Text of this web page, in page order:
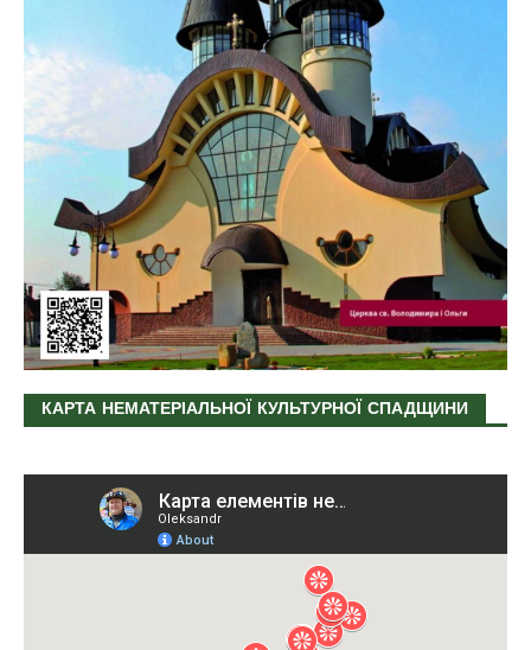
КАРТА НЕМАТЕРІАЛЬНОЇ КУЛЬТУРНОЇ СПАДЩИНИ